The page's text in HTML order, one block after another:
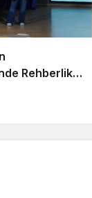
Rehberlik
ve Çözüm